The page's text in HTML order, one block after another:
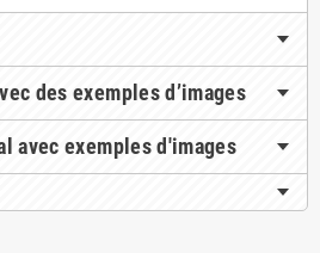
des exemples d’images
avec exemples d'images